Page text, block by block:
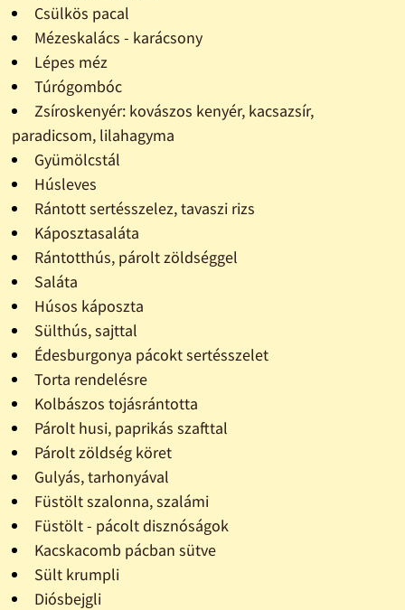
Csülkös pacal
Mézeskalács - karácsony
Lépes méz
Túrógombóc
Zsíroskenyér: kovászos kenyér, kacsazsír,
paradicsom, lilahagyma
Gyümölcstál
Húsleves
Rántott sertésszelez, tavaszi rizs
Káposztasaláta
Rántotthús, párolt zöldséggel
Saláta
Húsos káposzta
Sülthús, sajttal
Édesburgonya pácokt sertésszelet
Torta rendelésre
Kolbászos tojásrántotta
Párolt husi, paprikás szafttal
Párolt zöldség köret
Gulyás, tarhonyával
Füstölt szalonna, szalámi
Füstölt - pácolt disznóságok
Kacskacomb pácban sütve
Sült krumpli
Diósbejgli